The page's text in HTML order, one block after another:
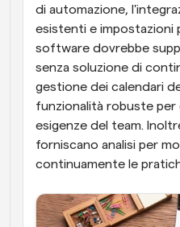
di automazione,
esistenti e impostazioni
software dovrebbe
senza soluzione di
gestione dei calendari
funzionalità robuste per
esigenze del team.
forniscano analisi per
continuamente le